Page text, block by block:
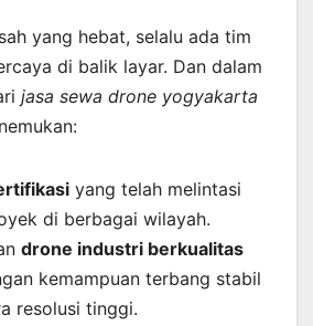
yang hebat, selalu ada tim
di balik layar. Dan dalam
jasa sewa drone yogyakarta
yang telah melintasi
di berbagai wilayah.
drone industri berkualitas
kemampuan terbang stabil
resolusi tinggi.